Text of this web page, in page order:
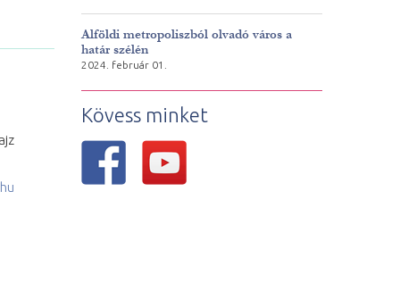
Alföldi metropoliszból olvadó város a
határ szélén
2024. február 01.
Kövess minket